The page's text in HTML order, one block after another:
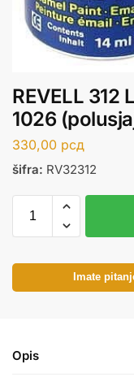
REVELL 312
1026
330,00 рсд
šifra: RV32312
Imate
Opis